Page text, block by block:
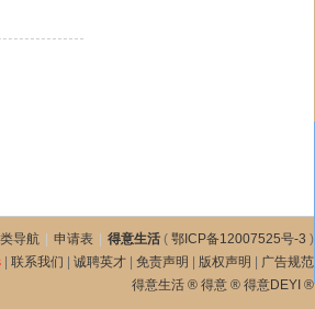
导航 申请表 得意生活 ( 鄂ICP备12007525号-3 )
联系我们 诚聘英才 免责声明 版权声明
广告规范
得意生活 ® 得意 ® 得意DEYI ®